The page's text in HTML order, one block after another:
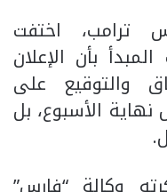
ترامب، اختفت
بأن الإعلان
والتوقيع على
نهاية الأسبوع، بل